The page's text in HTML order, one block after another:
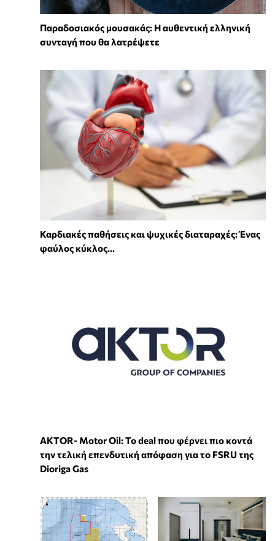
Παραδοσιακός μουσακάς: Η αυθεντική ελληνική
συνταγή που θα λατρέψετε
Καρδιακές παθήσεις και ψυχικές διαταραχές: Ένας
φαύλος κύκλος...
ΑKTOR- Motor Oil: Το deal που φέρνει πιο κοντά
την τελική επενδυτική απόφαση για το FSRU της
Dioriga Gas